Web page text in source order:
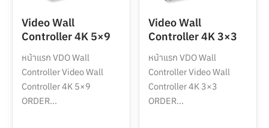
Video Wall
Controller 4K 5×9
หน้าแรก VDO Wall
Controller Video Wall
Controller 4K 5×9
ORDER...
Video Wall
Controller 4K 3×3
หน้าแรก VDO Wall
Controller Video Wall
Controller 4K 3×3
ORDER...